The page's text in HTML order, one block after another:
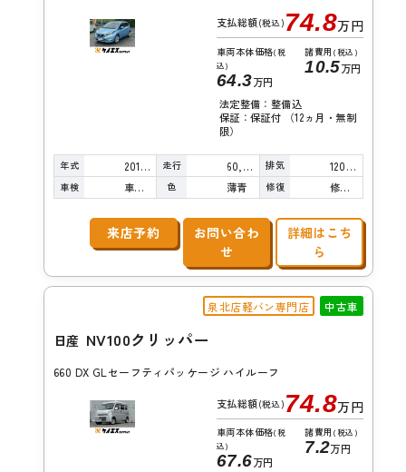
支払総額(税込) 74.8万円
車両本体価格(税
込)
64.3万円
諸費用 (税込)
10.5万円
法定整備：整備込
保証：保証付 （12ヵ月・無制
限）
年式 2017年 走行 60,000km 排気 1200cc
車検 車検整備付 色 薄青 修復 修復歴無し
来店予約
お問い合わ
せ
詳細はこち
ら
泉北店軽バン専門店 中古車
日産 NV100クリッパー
660 DX GLセーフティパッケージ ハイルーフ
支払総額(税込) 74.8万円
車両本体価格(税
込)
67.6万円
諸費用 (税込)
7.2万円